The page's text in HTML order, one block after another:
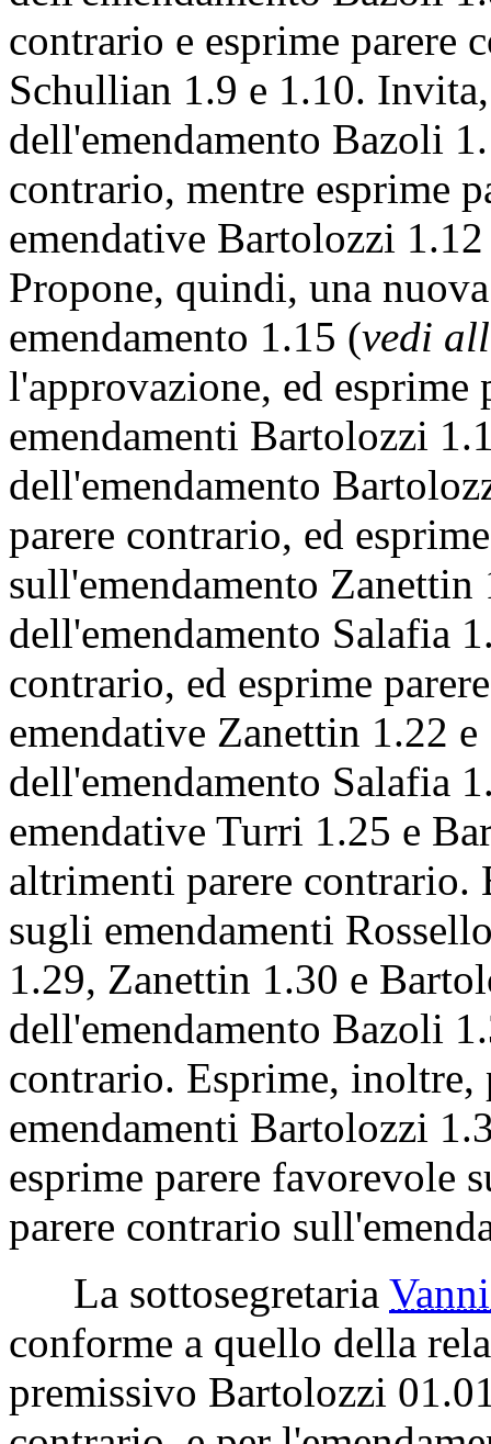
01.01, mentre esprime
emendative Bartolozzi
Schullian 1.5, Bartolozzi
dell'emendamento Bazoli
contrario e esprime parere
Schullian 1.9 e 1.10.
dell'emendamento Bazoli
contrario, mentre esprime
emendative Bartolozzi
Propone, quindi, una
emendamento 1.15 (vedi
l'approvazione, ed esprime
emendamenti Bartolozzi
dell'emendamento
parere contrario, ed
sull'emendamento
dell'emendamento Salafia
contrario, ed esprime
emendative Zanettin 1.22
dell'emendamento Salafia
emendative Turri 1.25 e
altrimenti parere contrario.
sugli emendamenti
1.29, Zanettin 1.30 e
dell'emendamento Bazoli
contrario. Esprime,
emendamenti Bartolozzi
esprime parere favorevole
parere contrario